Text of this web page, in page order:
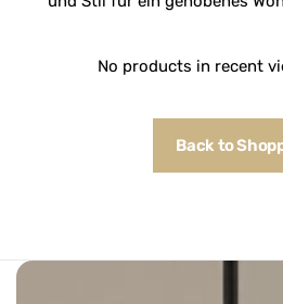
No products in recent
Back to